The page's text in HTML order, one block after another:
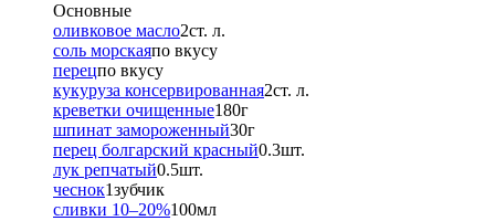
Основные
оливковое масло2ст. л.
соль морскаяпо вкусу
перецпо вкусу
кукуруза консервированная2ст. л.
креветки очищенные180г
шпинат замороженный30г
перец болгарский красный0.3шт.
лук репчатый0.5шт.
чеснок1зубчик
сливки 10–20%100мл